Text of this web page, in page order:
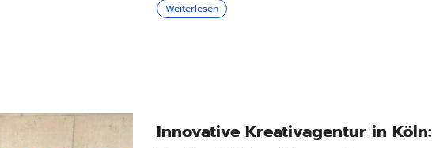
Weiterlesen
Innovative Kreativagentur in Köln: